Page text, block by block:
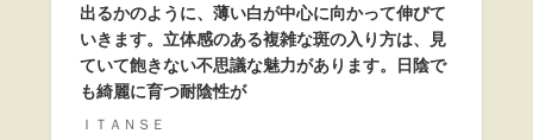
出るかのように、薄い白が中心に向かって伸びて
いきます。立体感のある複雑な斑の入り方は、見
ていて飽きない不思議な魅力があります。日陰で
も綺麗に育つ耐陰性が
ＩＴＡＮＳＥ